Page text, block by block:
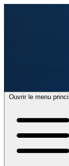
Ouvrir le menu